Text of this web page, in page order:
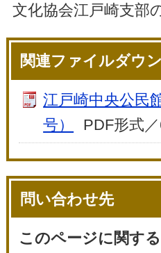
文化協会江戸崎支部
関連ファイルダウ
江戸崎中央公民
号）
PDF形式
問い合わせ先
このページに関す